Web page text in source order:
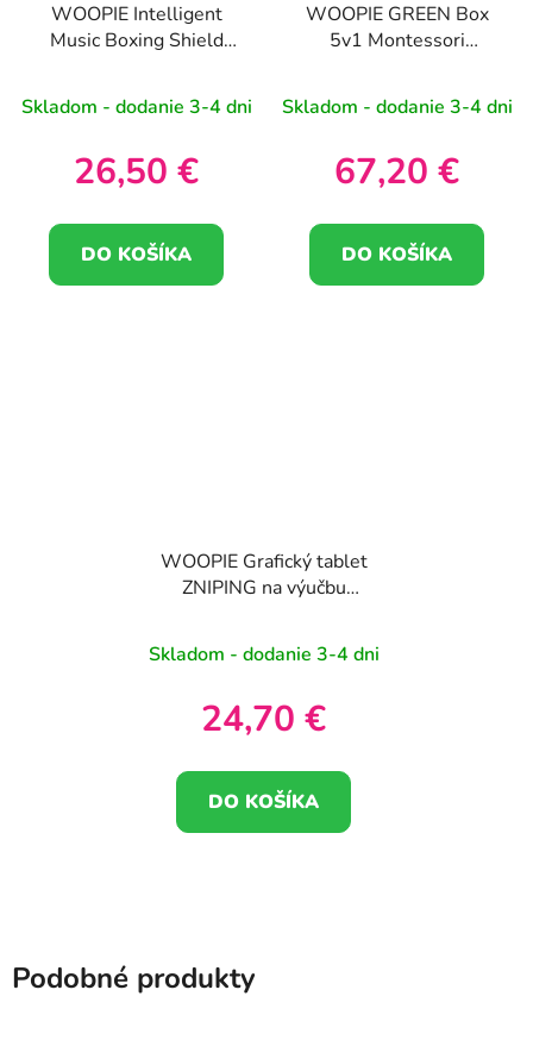
WOOPIE Intelligent
Music Boxing Shield
Skladom - dodanie 3-4 dni
26,50 €
DO KOŠÍKA
WOOPIE GREEN Box
5v1 Montessori
FSC
Skladom - dodanie 3-4 dni
67,20 €
DO KOŠÍKA
WOOPIE Grafický tablet
ZNIPING na výučbu
Čítačka kariet 120 ks.
Skladom - dodanie 3-4 dni
24,70 €
DO KOŠÍKA
Podobné produkty